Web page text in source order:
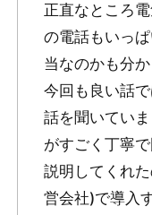
正直なところ
の電話もいっ
当なのかも分か
今回も良い話
話を聞いてい
がすごく丁寧
説明してくれ
営会社)で導入